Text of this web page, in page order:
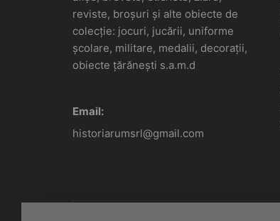
reviste, broșuri și alte obiecte de
colecție: jocuri, jucării, uniforme
școlare, militare, medalii, decorații,
obiecte țărănești s.a.m.d
Email:
historiarumsrl@gmail.com